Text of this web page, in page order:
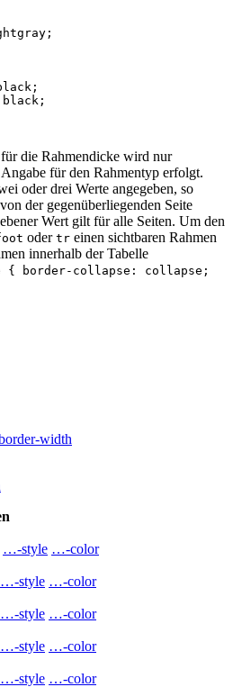
;
;
black ;
die Rahmendicke wird nur
für den Rahmentyp erfolgt.
oder drei Werte angegeben, so
der gegenüberliegenden Seite
Wert gilt für alle Seiten. Um den
oder tr einen sichtbaren Rahmen
innerhalb der Tabelle
{ border-collapse: collapse;
width
…-style …-color
…-style …-color
…-style …-color
…-style …-color
…-style …-color